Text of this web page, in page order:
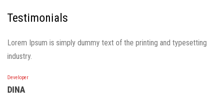
Testimonials
Lorem Ipsum is simply dummy text of the printing and typesetting
industry.
Developer
DINA